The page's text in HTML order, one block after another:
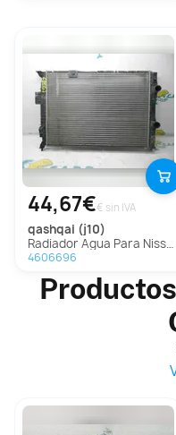
44,67€€ sin IVA
qashqai (j10)
Radiador Agua Para Nissan Qashqai
4606696